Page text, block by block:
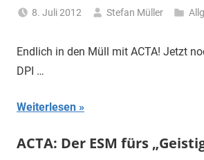
8. Juli 2012 Stefan Müller
Endlich in den Müll mit ACTA! Jetzt
DPI …
Weiterlesen
ACTA: Der ESM fürs